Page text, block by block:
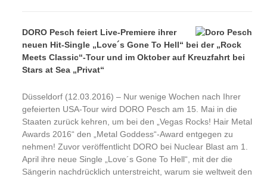
DORO Pesch feiert Live-Premiere ihrer
neuen Hit-Single „Love´s Gone To Hell“ bei der „Rock
Meets Classic“-Tour und im Oktober auf Kreuzfahrt bei
Stars at Sea „Privat“
Düsseldorf (12.03.2016) – Nur wenige Wochen nach Ihrer
gefeierten USA-Tour wird DORO Pesch am 15. Mai in die
Staaten zurück kehren, um bei den „Vegas Rocks! Hair Metal
Awards 2016“ den „Metal Goddess“-Award entgegen zu
nehmen! Zuvor veröffentlicht DORO bei Nuclear Blast am 1.
April ihre neue Single „Love´s Gone To Hell“, mit der die
Sängerin nachdrücklich unterstreicht, warum sie weltweit den